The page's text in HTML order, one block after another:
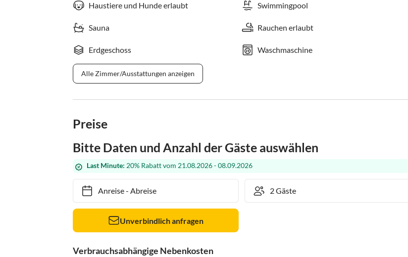
Haustiere und Hunde erlaubt Swimmingpool
Sauna Rauchen erlaubt
Erdgeschoss Waschmaschine
Alle Zimmer/Ausstattungen anzeigen
Preise
Bitte Daten und Anzahl der Gäste auswählen
Last Minute: 20% Rabatt vom 21.08.2026 - 08.09.2026
Anreise- Abreise
Unverbindlich anfragen
Verbrauchsabhängige Nebenkosten